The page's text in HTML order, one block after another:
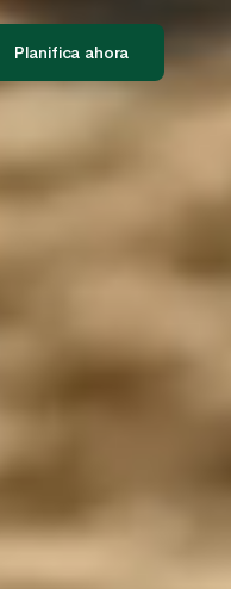
Planifica ahora